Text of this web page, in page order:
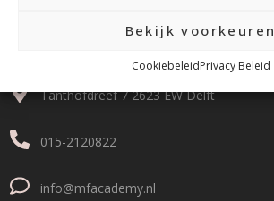
Bekijk voorkeuren
CookiebeleidPrivacy Beleid
Tanthofdreef 7 2623 EW Delft
015-2120822
info@mfacademy.nl